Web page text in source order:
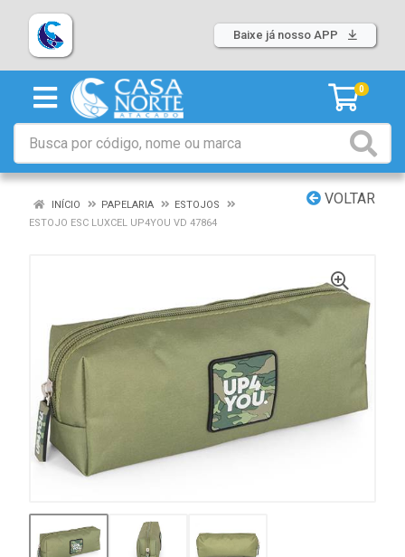
Baixe já nosso APP
0
VOLTAR
INÍCIO PAPELARIA
ESTOJOS
ESTOJO ESC LUXCEL UP4YOU VD 47864